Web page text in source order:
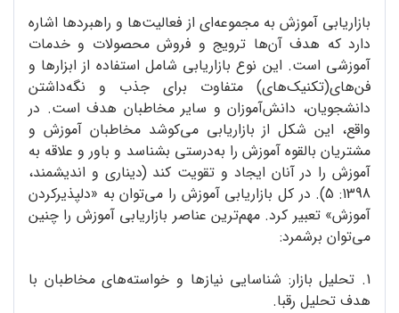
بازاریابی آموزش به مجموعه‌ای از فعالیت‌ها و راهبردها اشاره
دارد که هدف آن‌ها ترویج و فروش محصولات و خدمات
آموزشی است. این نوع بازاریابی شامل استفاده از ابزارها و
فن‌های(تکنیک‌های) متفاوت برای جذب و نگه‌داشتن
دانشجویان، دانش‌آموزان و سایر مخاطبان هدف است. در
واقع، این شکل از بازاریابی می‌کوشد مخاطبان آموزش و
مشتریان بالقوه آموزش را به‌درستی بشناسد و باور و علاقه به
آموزش را در آنان ایجاد و تقویت کند (دیناری و اندیشمند،
1398: 5). در کل بازاریابی آموزش را می‌توان به «دلپذیرکردن
آموزش» تعبیر کرد. مهم‌ترین عناصر بازاریابی آموزش را چنین
می‌توان برشمرد:
1. تحلیل بازار: شناسایی نیازها و خواسته‌های مخاطبان با
هدف تحلیل رقبا.